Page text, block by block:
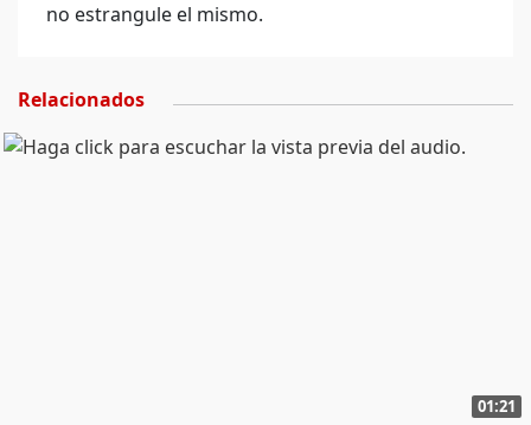
no estrangule el mismo.
Relacionados
01:21